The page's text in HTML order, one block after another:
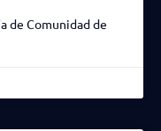
de Comunidad de